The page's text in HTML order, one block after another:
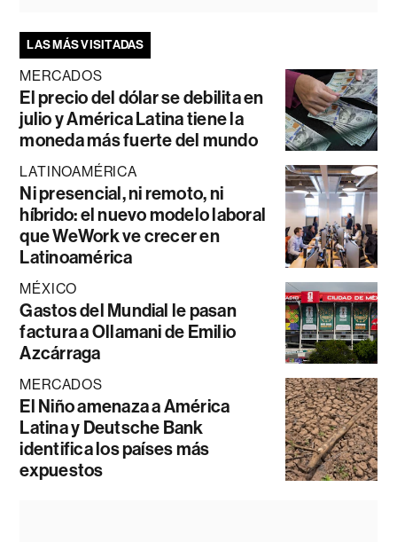
LAS MÁS VISITADAS
MERCADOS
El precio del dólar se debilita en
julio y América Latina tiene la
moneda más fuerte del mundo
LATINOAMÉRICA
Ni presencial, ni remoto, ni
híbrido: el nuevo modelo laboral
que WeWork ve crecer en
Latinoamérica
MÉXICO
Gastos del Mundial le pasan
factura a Ollamani de Emilio
Azcárraga
MERCADOS
El Niño amenaza a América
Latina y Deutsche Bank
identifica los países más
expuestos